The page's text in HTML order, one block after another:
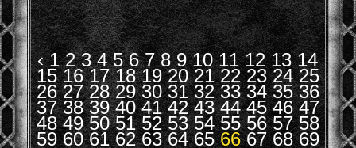
‹ 1 2 3 4 5 6 7 8 9 10 11 12 13 14
15 16 17 18 19 20 21 22 23 24 25
26 27 28 29 30 31 32 33 34 35 36
37 38 39 40 41 42 43 44 45 46 47
48 49 50 51 52 53 54 55 56 57 58
59 60 61 62 63 64 65 66 67 68 69